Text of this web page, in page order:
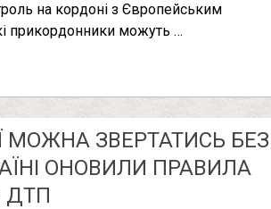
на кордоні з Європейським
прикордонники можуть …
МОЖНА ЗВЕРТАТИСЬ БЕЗ
ОНОВИЛИ ПРАВИЛА
ДТП